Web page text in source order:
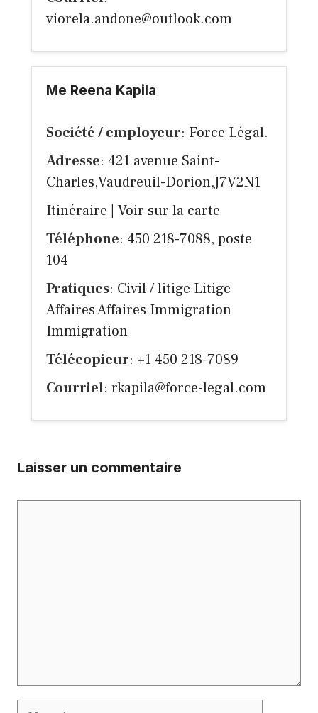
viorela.andone@outlook.com
Me Reena Kapila
Société / employeur: Force Légal.
Adresse: 421 avenue Saint-
Charles,Vaudreuil-Dorion,J7V2N1
Itinéraire
Voir sur la carte
Téléphone: 450 218-7088, poste
104
Pratiques: Civil / litige Litige
Affaires Affaires Immigration
Immigration
Télécopieur: +1 450 218-7089
Courriel: rkapila@force-legal.com
Laisser un commentaire